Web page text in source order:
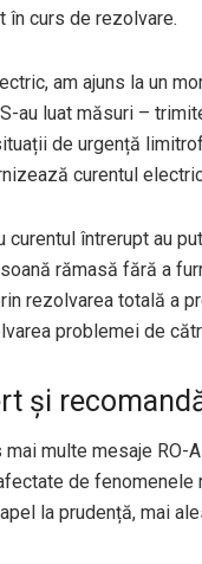
în curs de rezolvare.
am ajuns la un
au luat măsuri –
de urgență
curentul
curentul întrerupt au
rămasă fără a
rezolvarea totală a
problemei de
și
multe mesaje RO-
de
la prudență, mai